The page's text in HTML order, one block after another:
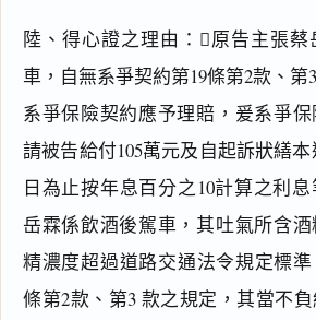
陸、得心證之理由：原告主張蔡
車，自無系爭契約第19條第2款、
系爭保險契約應予理賠，爰系爭
請被告給付105萬元及自起訴狀繕
日為止按年息百分之10計算之利
岳霖係飲酒後駕車，其吐氣所含
精濃度超過道路交通法令規定標
條第2款、第3 款之規定，其當不